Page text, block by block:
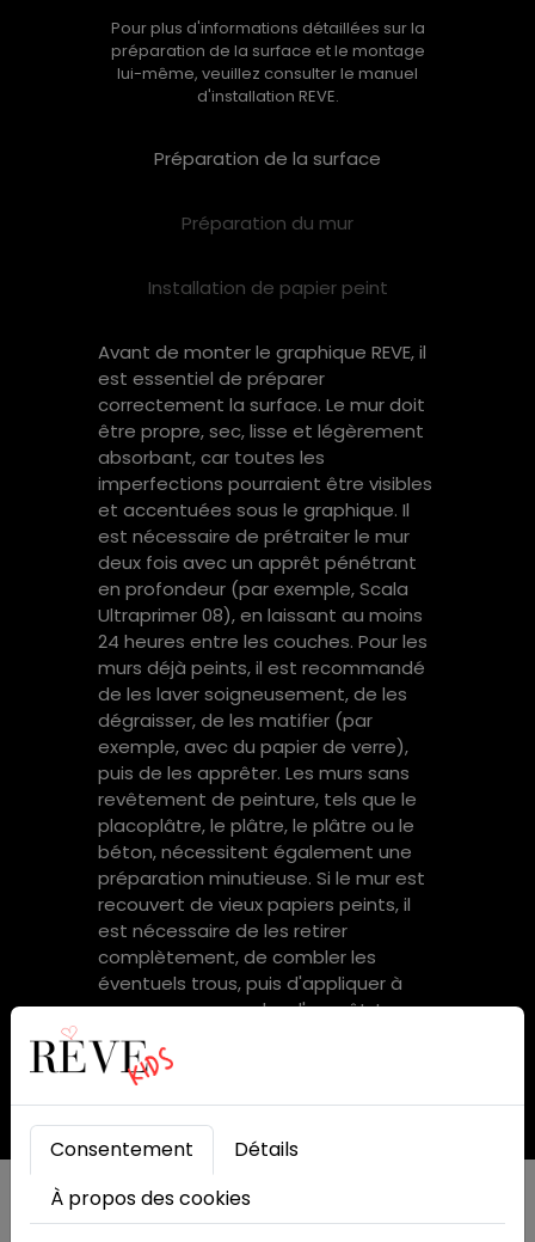
Pour plus d'informations détaillées sur la
préparation de la surface et le montage
lui-même, veuillez consulter le manuel
d'installation REVE.
Préparation de la surface
Préparation du mur
Installation de papier peint
Avant de monter le graphique REVE, il
est essentiel de préparer
correctement la surface. Le mur doit
être propre, sec, lisse et légèrement
absorbant, car toutes les
imperfections pourraient être visibles
et accentuées sous le graphique. Il
est nécessaire de prétraiter le mur
deux fois avec un apprêt pénétrant
en profondeur (par exemple, Scala
Ultraprimer 08), en laissant au moins
24 heures entre les couches. Pour les
murs déjà peints, il est recommandé
de les laver soigneusement, de les
dégraisser, de les matifier (par
exemple, avec du papier de verre),
puis de les apprêter. Les murs sans
revêtement de peinture, tels que le
placoplâtre, le plâtre, le plâtre ou le
béton, nécessitent également une
préparation minutieuse. Si le mur est
recouvert de vieux papiers peints, il
est nécessaire de les retirer
complètement, de combler les
éventuels trous, puis d'appliquer à
nouveau une couche d'apprêt. Le
papier peint doit toujours être la
dernière étape des travaux de
finition.
Consentement
Détails
À propos des cookies